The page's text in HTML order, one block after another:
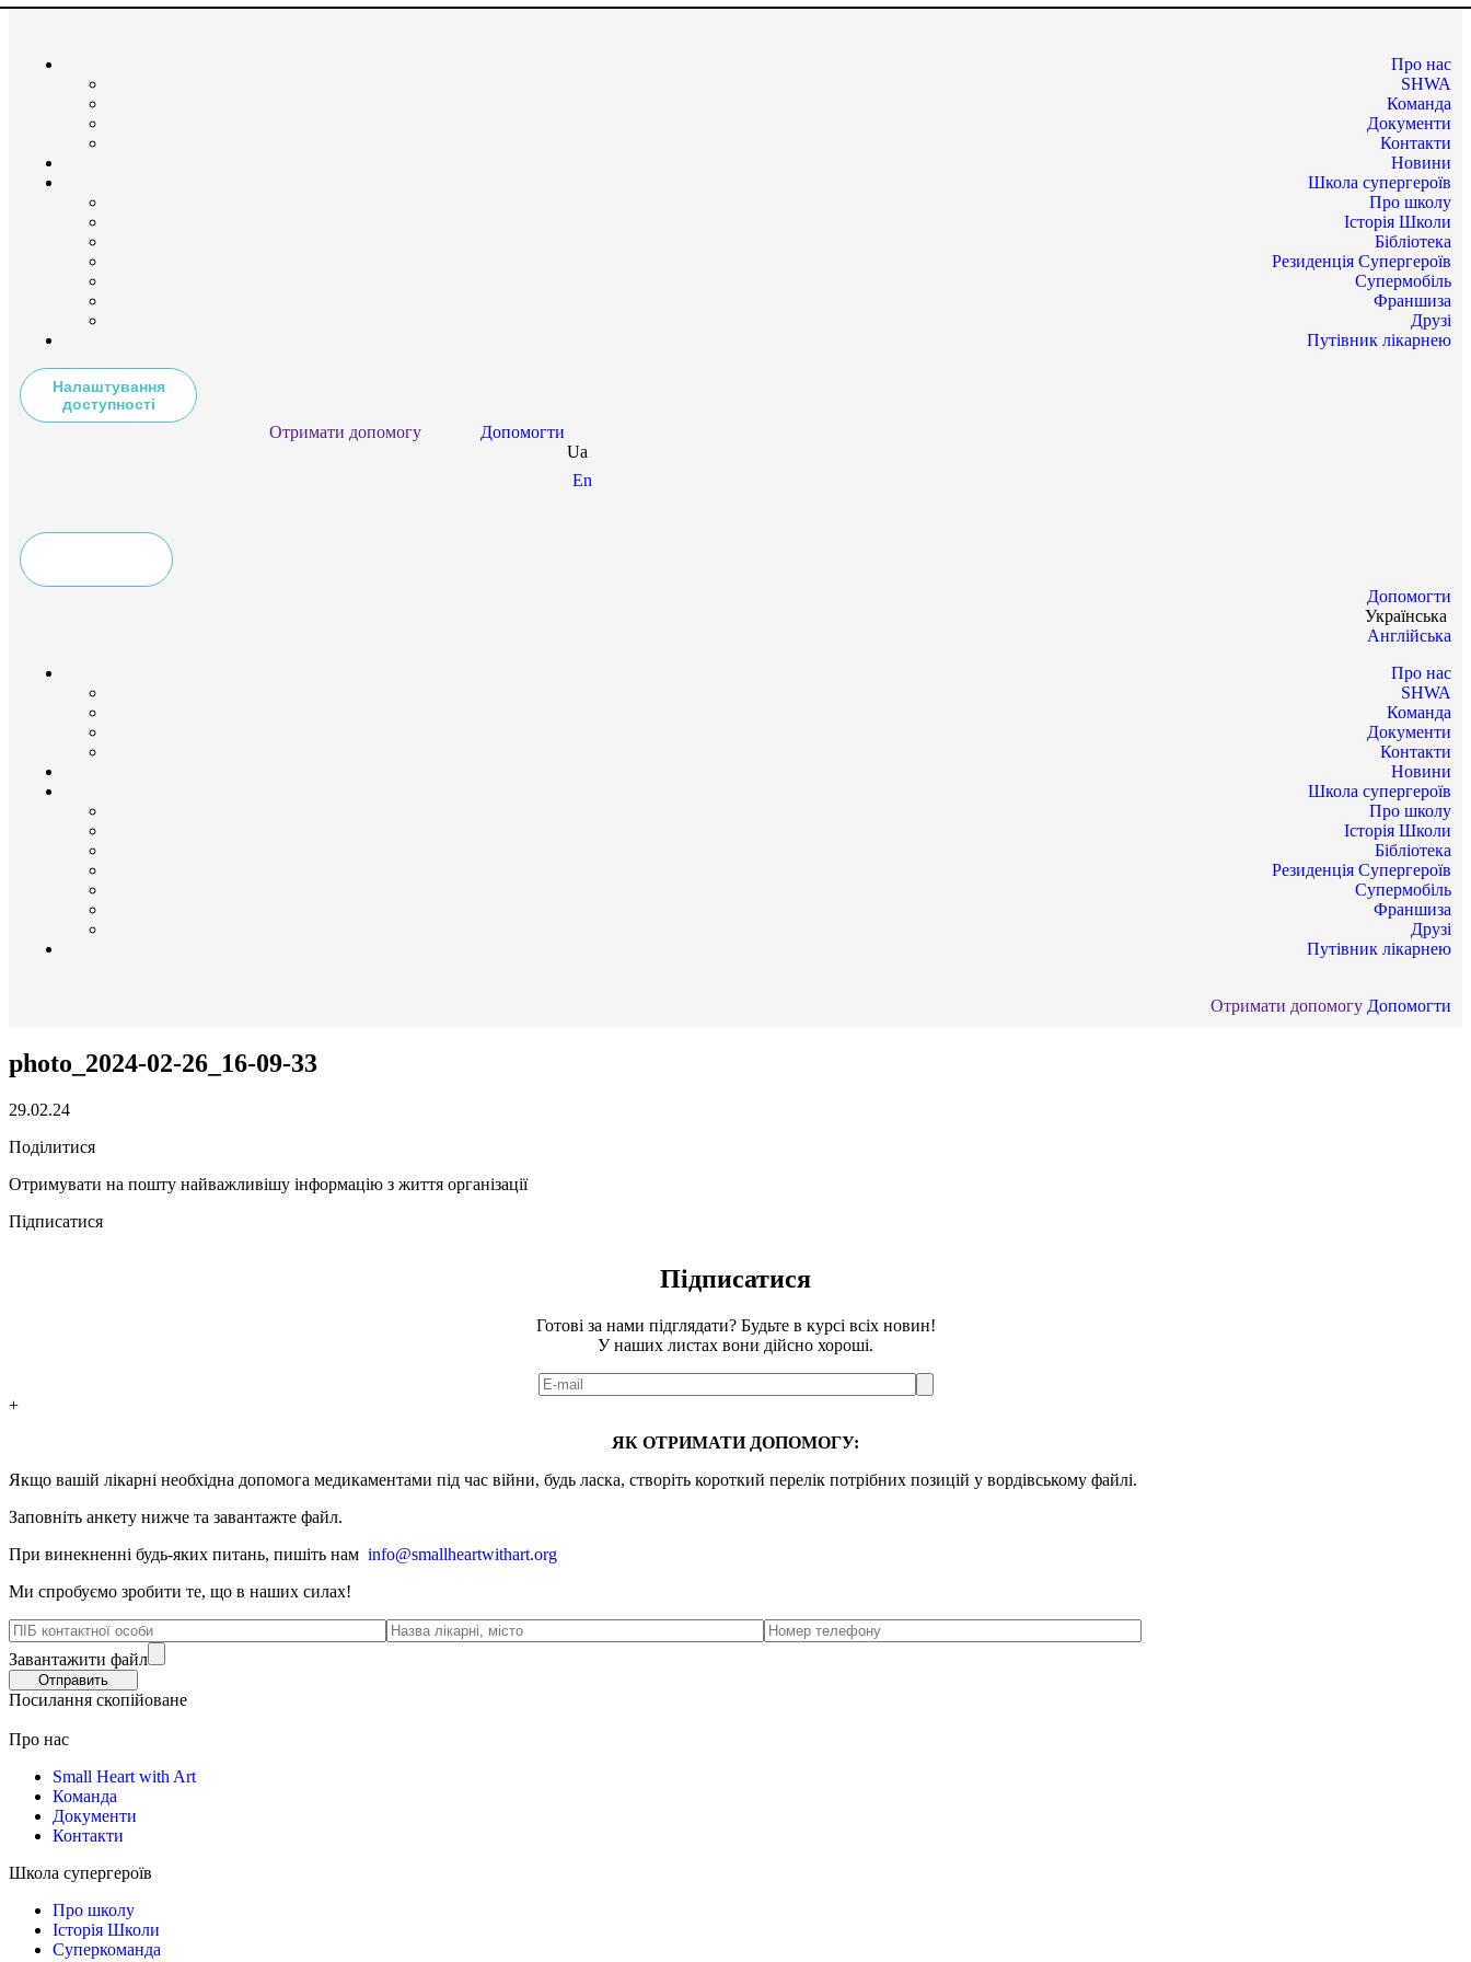
Про нас
SHWA
Команда
Документи
Контакти
Новини
Школа супергероїв
Про школу
Історія Школи
Бібліотека
Резиденція Супергероїв
Супермобіль
Франшиза
Друзі
Путівник лікарнею
Налаштування
доступності
Отримати допомогу
Допомогти
Ua
En
Допомогти
Українська
Англійська
Про нас
SHWA
Команда
Документи
Контакти
Новини
Школа супергероїв
Про школу
Історія Школи
Бібліотека
Резиденція Супергероїв
Супермобіль
Франшиза
Друзі
Путівник лікарнею
Отримати допомогу Допомогти
photo_2024-02-26_16-09-33
29.02.24
Поділитися
Отримувати на пошту найважливішу інформацію з життя організації
Підписатися
Підписатися
Готові за нами підглядати? Будьте в курсі всіх новин!
У наших листах вони дійсно хороші.
+
ЯК ОТРИМАТИ ДОПОМОГУ:
Якщо вашій лікарні необхідна допомога медикаментами під час війни, будь ласка, створіть короткий перелік потрібних позицій у вордівському файлі.
Заповніть анкету нижче та завантажте файл.
При винекненні будь-яких питань, пишіть нам info@smallheartwithart.org
Ми спробуємо зробити те, що в наших силах!
Завантажити файл
Посилання скопійоване
Про нас
Small Heart with Art
Команда
Документи
Контакти
Школа супергероїв
Про школу
Історія Школи
Суперкоманда